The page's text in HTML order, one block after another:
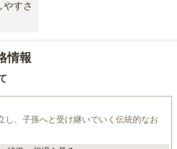
情報
し、子孫へと受け継いでいく伝統的なお